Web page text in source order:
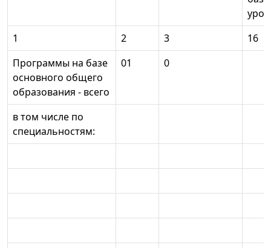
1
2 3
16
Программы на базе
основного общего
образования - всего
01 0
в том числе по
специальностям: